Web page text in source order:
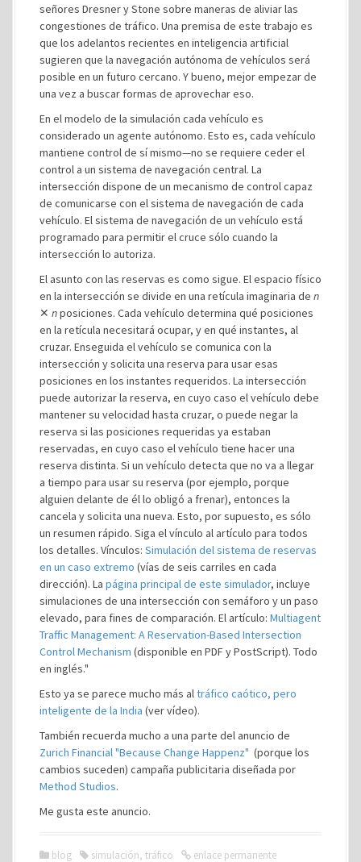
señores Dresner y Stone sobre maneras de aliviar las
congestiones de tráfico. Una premisa de este trabajo es
que los adelantos recientes en inteligencia artificial
sugieren que la navegación autónoma de vehículos será
posible en un futuro cercano. Y bueno, mejor empezar de
una vez a buscar formas de aprovechar eso.
En el modelo de la simulación cada vehículo es
considerado un agente autónomo. Esto es, cada vehículo
mantiene control de sí mismo—no se requiere ceder el
control a un sistema de navegación central. La
intersección dispone de un mecanismo de control capaz
de comunicarse con el sistema de navegación de cada
vehículo. El sistema de navegación de un vehículo está
programado para permitir el cruce sólo cuando la
intersección lo autoriza.
El asunto con las reservas es como sigue. El espacio físico
en la intersección se divide en una retícula imaginaria de n
✕ nposiciones. Cada vehículo determina qué posiciones
en la retícula necesitará ocupar, y en qué instantes, al
cruzar. Enseguida el vehículo se comunica con la
intersección y solicita una reserva para usar esas
posiciones en los instantes requeridos. La intersección
puede autorizar la reserva, en cuyo caso el vehículo debe
mantener su velocidad hasta cruzar, o puede negar la
reserva si las posiciones requeridas ya estaban
reservadas, en cuyo caso el vehículo tiene hacer una
reserva distinta. Si un vehículo detecta que no va a llegar
a tiempo para usar su reserva (por ejemplo, porque
alguien delante de él lo obligó a frenar), entonces la
cancela y solicita una nueva. Esto, por supuesto, es sólo
un resumen rápido. Siga el vínculo al artículo para todos
los detalles. Vínculos: Simulación del sistema de reservas
en un caso extremo (vías de seis carriles en cada
dirección). La página principal de este simulador, incluye
simulaciones de una intersección con semáforo y un paso
elevado, para fines de comparación. El artículo: Multiagent
Traffic Management: A Reservation-Based Intersection
Control Mechanism (disponible en PDF y PostScript). Todo
en inglés."
Esto ya se parece mucho más altráfico caótico, pero
inteligente de la India (ver vídeo).
También recuerda mucho a una parte del anuncio de
Zurich Financial "Because Change Happenz" (porque los
cambios suceden) campaña publicitaria diseñada por
Method Studios.
Me gusta este anuncio.
blog simulación, tráfico enlace permanente